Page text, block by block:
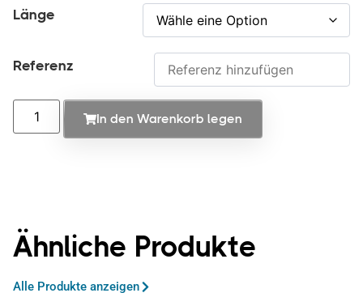
Länge
Referenz
In den Warenkorb legen
Ähnliche Produkte
Alle Produkte anzeigen